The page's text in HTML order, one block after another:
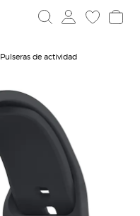
Pulseras de actividad